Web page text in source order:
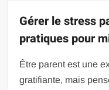
Gérer le stress
pratiques pour
Être parent est une
gratifiante, mais